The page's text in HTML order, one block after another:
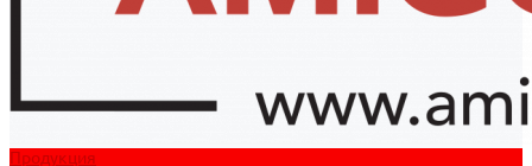
Продукция